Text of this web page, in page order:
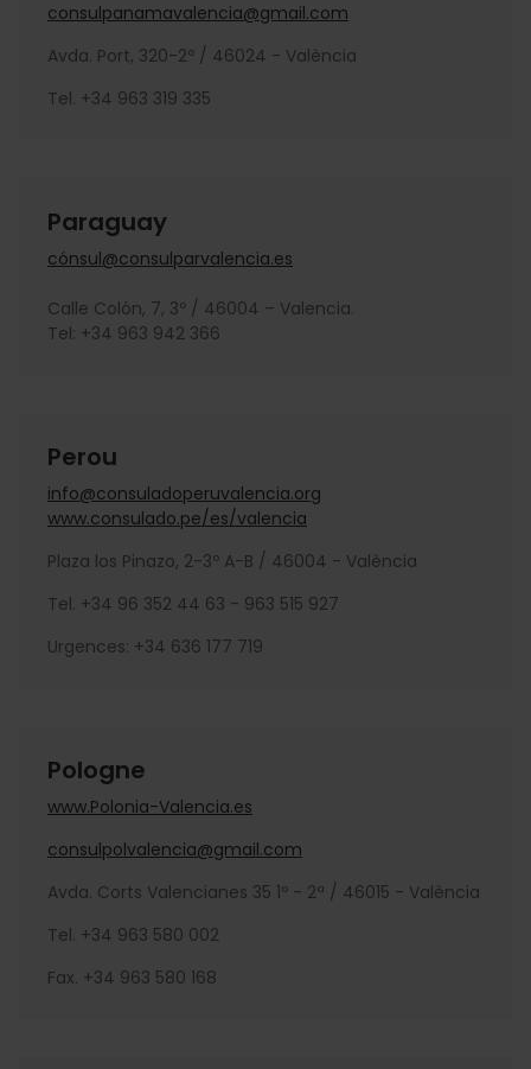
consulpanamavalencia@gmail.com
Avda. Port, 320-2º / 46024 - València
Tel. +34 963 319 335
Paraguay
cónsul@consulparvalencia.es
Calle Colón, 7, 3º / 46004 – Valencia.
Tel: +34 963 942 366
Perou
info@consuladoperuvalencia.org
www.consulado.pe/es/valencia
Plaza los Pinazo, 2-3º A-B / 46004 - València
Tel. +34 96 352 44 63 - 963 515 927
Urgences: +34 636 177 719
Pologne
www.Polonia-Valencia.es
consulpolvalencia@gmail.com
Avda. Corts Valencianes 35 1º - 2ª / 46015 - València
Tel. +34 963 580 002
Fax. +34 963 580 168